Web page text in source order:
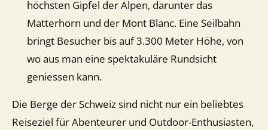
höchsten Gipfel der Alpen, darunter das
Matterhorn und der Mont Blanc. Eine Seilbahn
bringt Besucher bis auf 3.300 Meter Höhe, von
wo aus man eine spektakuläre Rundsicht
geniessen kann.
Die Berge der Schweiz sind nicht nur ein beliebtes
Reiseziel für Abenteurer und Outdoor-Enthusiasten,